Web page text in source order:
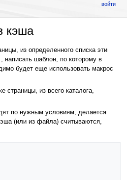
кэша
из определенного списка эти
, написать шаблон, по которому в
будет еще использовать макрос
из всего каталога,
по нужным условиям, делается
(или из файла) считываются,
войти